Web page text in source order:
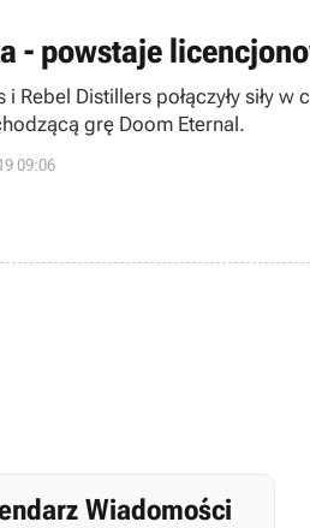
- powstaje
Rebel Distillers połączyły siły
grę Doom Eternal.
09:06
Wiadomości